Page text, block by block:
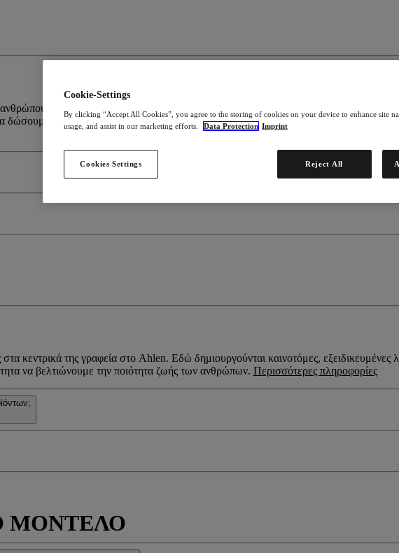
μια καλύτερη ποιότητα ζωής και να τους βοηθάμε να αποκτήσουν
δώσουμε στους ανθρώπους την ευκαιρία να κερδίσουν ένα ελκυστικό (πρόσθετο)
κεντρικά της γραφεία στο Ahlen. Εδώ δημιουργούνται καινοτόμες, εξειδικευμένες
να βελτιώνουμε την ποιότητα ζωής των ανθρώπων. Περισσότερες πληροφορίες
ΜΟΝΤΕΛΟ
Cookie-Settings
By clicking “Accept All Cookies”, you agree to the storing of cookies on your device to enhance site
usage, and assist in our marketing efforts.
Data Protection Imprint
Cookies Settings Reject All